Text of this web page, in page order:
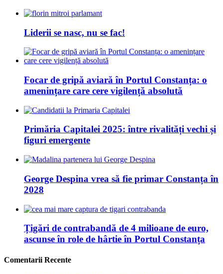
Liderii se nasc, nu se fac!
Focar de gripă aviară în Portul Constanța: o
amenințare care cere vigilență absolută
Primăria Capitalei 2025: între rivalități vechi și
figuri emergente
George Despina vrea să fie primar Constanța în
2028
Țigări de contrabandă de 4 milioane de euro,
ascunse în role de hârtie în Portul Constanța
Comentarii Recente